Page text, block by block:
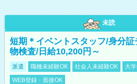
未読
短期＊イベントスタッフ/身分
物検査/日給10,200円～
派遣 職種未経験OK 社会人未経験OK 大
WEB登録・面接OK